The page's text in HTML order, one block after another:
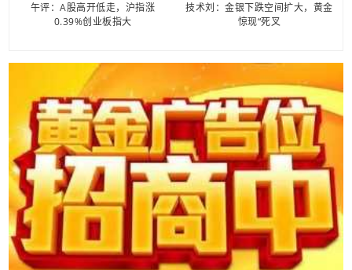
午评：A股高开低走，沪指涨
0.39%创业板指大
技术刘：金银下跌空间扩大，黄金
惊现“死叉